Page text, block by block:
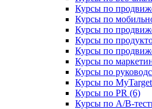
Курсы по
Курсы по
Курсы по
Курсы по
Курсы по
Курсы по
Курсы по
Курсы по
Курсы по PR (6)
Курсы по A/B-